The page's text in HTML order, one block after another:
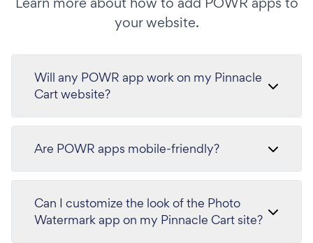
your website.
Will any POWR app work on my Pinnacle
Cart website?
Are POWR apps mobile-friendly?
Can I customize the look of the Photo
Watermark app on my Pinnacle Cart site?